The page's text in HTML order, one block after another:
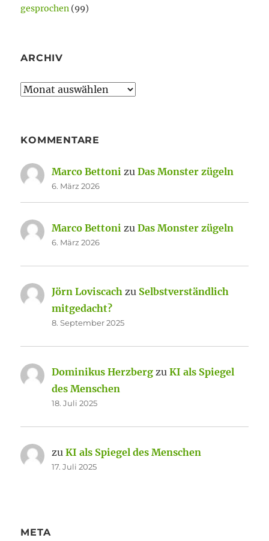
gesprochen (99)
ARCHIV
Archiv
KOMMENTARE
Marco Bettoni zuDas Monster zügeln
6. März 2026
Marco Bettoni zuDas Monster zügeln
6. März 2026
Jörn Loviscach zu Selbstverständlich
mitgedacht?
8. September 2025
Dominikus Herzberg zuKI als Spiegel
des Menschen
18. Juli 2025
zuKI als Spiegel des Menschen
17. Juli 2025
META